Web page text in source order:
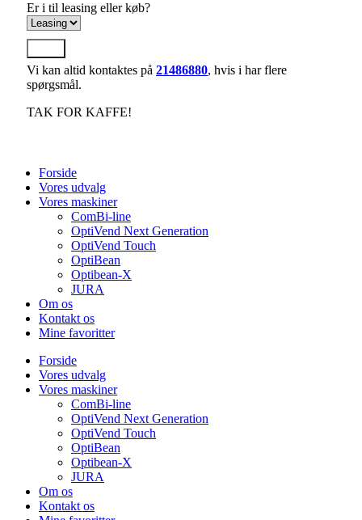
Er i til leasing eller køb?
Vi kan altid kontaktes på 21486880, hvis i har flere
spørgsmål.
TAK FOR KAFFE!
Forside
Vores udvalg
Vores maskiner
ComBi-line
OptiVend Next Generation
OptiVend Touch
OptiBean
Optibean-X
JURA
Om os
Kontakt os
Mine favoritter
Forside
Vores udvalg
Vores maskiner
ComBi-line
OptiVend Next Generation
OptiVend Touch
OptiBean
Optibean-X
JURA
Om os
Kontakt os